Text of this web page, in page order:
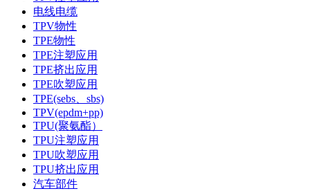
电线电缆
TPV物性
TPE物性
TPE注塑应用
TPE挤出应用
TPE吹塑应用
TPE(sebs、sbs)
TPV(epdm+pp)
TPU(聚氨酯）
TPU注塑应用
TPU吹塑应用
TPU挤出应用
汽车部件